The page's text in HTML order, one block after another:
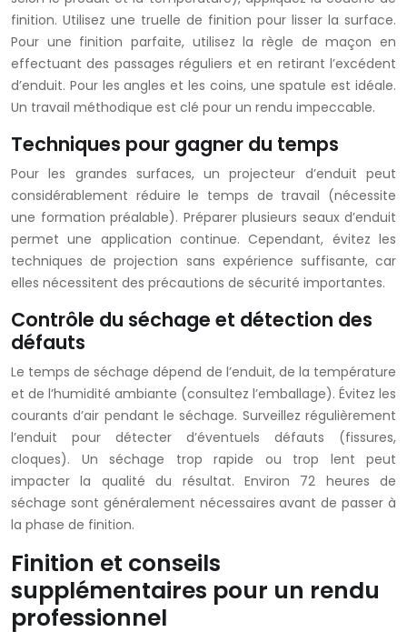
finition. Utilisez une truelle de finition pour lisser la surface.
Pour une finition parfaite, utilisez la règle de maçon en
effectuant des passages réguliers et en retirant l’excédent
d’enduit. Pour les angles et les coins, une spatule est idéale.
Un travail méthodique est clé pour un rendu impeccable.
Techniques pour gagner du temps
Pour les grandes surfaces, un projecteur d’enduit peut
considérablement réduire le temps de travail (nécessite
une formation préalable). Préparer plusieurs seaux d’enduit
permet une application continue. Cependant, évitez les
techniques de projection sans expérience suffisante, car
elles nécessitent des précautions de sécurité importantes.
Contrôle du séchage et détection des
défauts
Le temps de séchage dépend de l’enduit, de la température
et de l’humidité ambiante (consultez l’emballage). Évitez les
courants d’air pendant le séchage. Surveillez régulièrement
l’enduit pour détecter d’éventuels défauts (fissures,
cloques). Un séchage trop rapide ou trop lent peut
impacter la qualité du résultat. Environ 72 heures de
séchage sont généralement nécessaires avant de passer à
la phase de finition.
Finition et conseils
supplémentaires pour un rendu
professionnel